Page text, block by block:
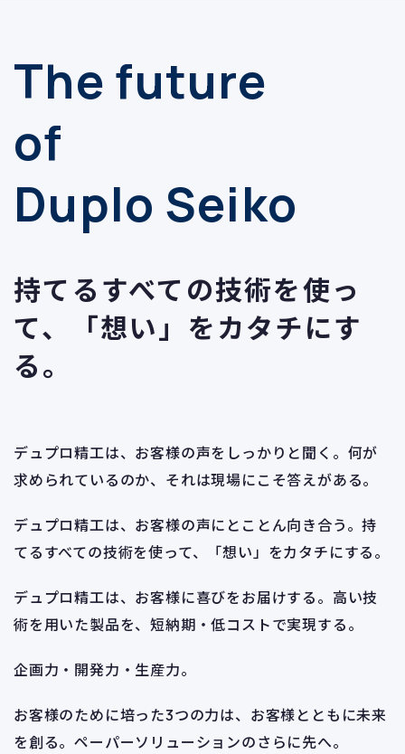
The future
of
Duplo Seiko
持てるすべての技術を使っ
て、
「想い」をカタチにす
る。
デュプロ精工は、お客様の声をしっかりと聞く。 何が
求められているのか、それは現場にこそ答えがある。
デュプロ精工は、お客様の声にとことん向き合う。持
てるすべての技術を使って、「想い」をカタチにする。
デュプロ精工は、お客様に喜びをお届けする。 高い技
術を用いた製品を、短納期・低コストで実現する。
企画力・開発力・生産力。
お客様のために培った3つの力は、お客様とともに未来
を創る。ペーパーソリューションのさらに先へ。